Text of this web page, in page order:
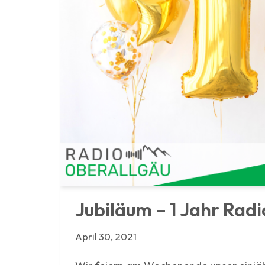
Jubiläum – 1 Jahr
April 30, 2021